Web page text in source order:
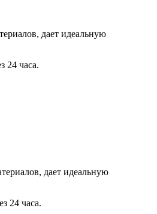
дает идеальную
24 часа.
дает идеальную
24 часа.